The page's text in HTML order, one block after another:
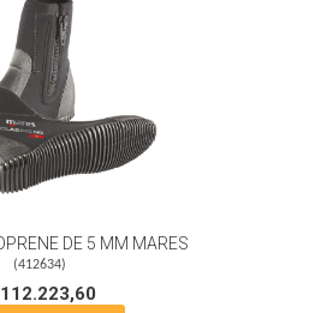
DE 5 MM MARES
(412634)